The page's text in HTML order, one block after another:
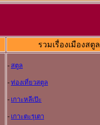
รวมเรื่องเมืองสตูล
- สตูล
- ท่องเที่ยวสตูล
- เกาะหลีเป๊ะ
- เกาะตะรุเตา